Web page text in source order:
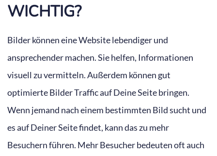
WICHTIG?
Bilder können eine Website lebendiger und
ansprechender machen. Sie helfen, Informationen
visuell zu vermitteln. Außerdem können gut
optimierte Bilder Traffic auf Deine Seite bringen.
Wenn jemand nach einem bestimmten Bild sucht und
es auf Deiner Seite findet, kann das zu mehr
Besuchern führen. Mehr Besucher bedeuten oft auch